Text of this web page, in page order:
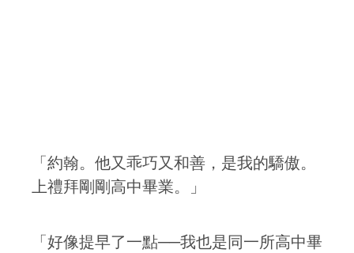
「約翰。他又乖巧又和善，是我的驕傲。
上禮拜剛剛高中畢業。」
「好像提早了一點──我也是同一所高中畢